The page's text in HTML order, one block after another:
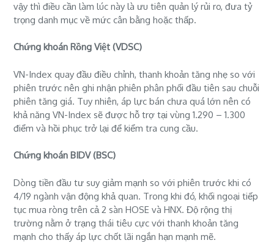
vậy thì điều cần làm lúc này là ưu tiên quản lý rủi ro, đưa tỷ
trọng danh mục về mức cân bằng hoặc thấp.
Chứng khoán Rồng Việt (VDSC)
VN-Index quay đầu điều chỉnh, thanh khoản tăng nhẹ so với
phiên trước nên ghi nhận phiên phân phối đầu tiên sau chuỗi
phiên tăng giá. Tuy nhiên, áp lực bán chưa quá lớn nên có
khả năng VN-Index sẽ được hỗ trợ tại vùng 1.290 – 1.300
điểm và hồi phục trở lại để kiểm tra cung cầu.
Chứng khoán BIDV (BSC)
Dòng tiền đầu tư suy giảm mạnh so với phiên trước khi có
4/19 ngành vận động khả quan. Trong khi đó, khối ngoại tiếp
tục mua ròng trên cả 2 sàn HOSE và HNX. Độ rộng thị
trường nằm ở trạng thái tiêu cực với thanh khoản tăng
mạnh cho thấy áp lực chốt lãi ngắn hạn mạnh mẽ.